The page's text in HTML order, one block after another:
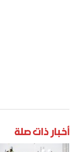
أخبار ذات صلة